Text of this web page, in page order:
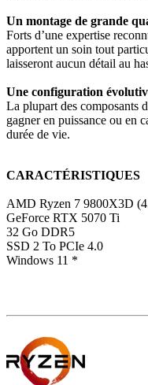
Un montage de grande
Forts d’une expertise
apportent un soin tout
laisseront aucun détail au
Une configuration
La plupart des composants
gagner en puissance ou en
durée de vie.
CARACTÉRISTIQUES
AMD Ryzen 7 9800X3D
GeForce RTX 5070 Ti
32 Go DDR5
SSD 2 To PCIe 4.0
Windows 11 *